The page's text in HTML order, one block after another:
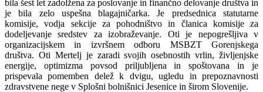
bila šest let zadolžena za poslovanje in finančno delovanje društva in
je bila zelo uspešna blagajničarka. Je predsednica statutarne
komisije, vodja sekcije za pohodništvo in članica komisije za
dodeljevanje sredstev za izobraževanje. Oti je nepogrešljiva v
organizacijskem in izvršnem odboru MSBZT Gorenjskega
društva. Oti Mertelj je zaradi svojih osebnostih vrlin, življenjske
energije, optimizma povsod priljubljena in spoštovana in je
prispevala pomemben delež k dvigu, ugledu in prepoznavnosti
zdravstvene nege v Splošni bolnišnici Jesenice in širom Slovenije.